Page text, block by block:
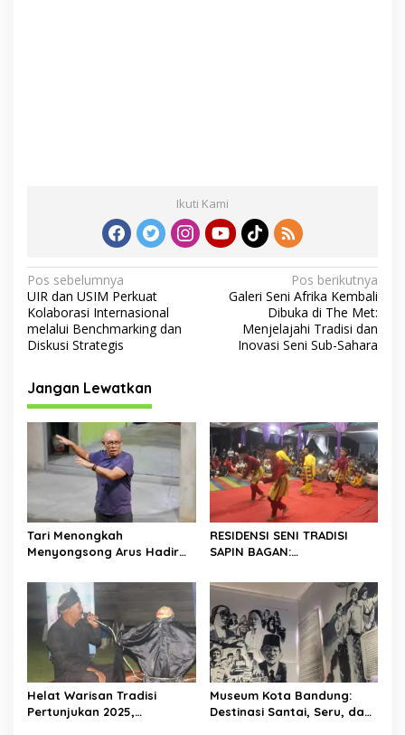
Ikuti Kami
N
a
v
g
a
i
p
o
s
Pos sebelumnya
UIR dan USIM Perkuat
Kolaborasi Internasional
melalui Benchmarking dan
Diskusi Strategis
Pos berikutnya
Galeri Seni Afrika Kembali
Dibuka di The Met:
Menjelajahi Tradisi dan
Inovasi Seni Sub-Sahara
Jangan Lewatkan
Tari Menongkah
Menyongsong Arus Hadir
RESIDENSI SENI TRADISI
SAPIN BAGAN:
WARISAN BUDAYA DI ROKAN
Helat Warisan Tradisi
Pertunjukan 2025,
Museum Kota Bandung:
Destinasi Santai, Seru, dan